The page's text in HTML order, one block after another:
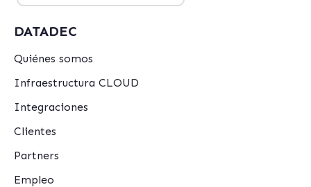
DATADEC
Quiénes somos
Infraestructura CLOUD
Integraciones
Clientes
Partners
Empleo